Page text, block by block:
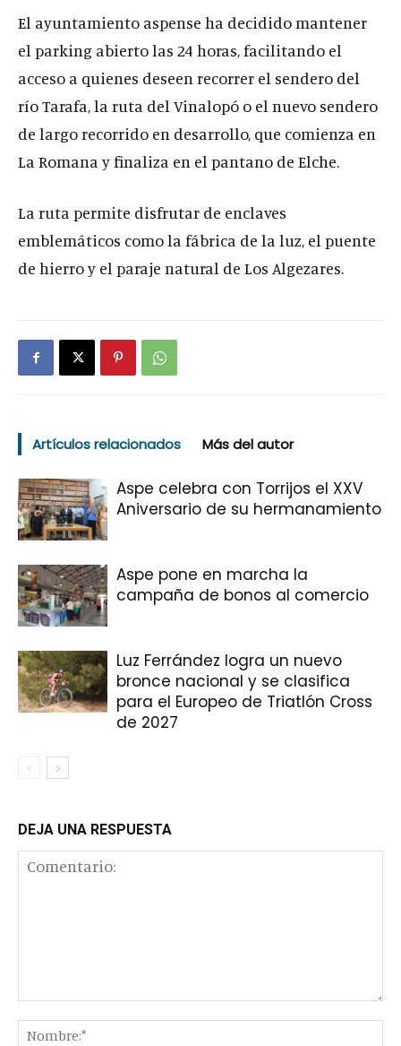
El ayuntamiento aspense ha decidido mantener
el parking abierto las 24 horas, facilitando el
acceso a quienes deseen recorrer el sendero del
río Tarafa, la ruta del Vinalopó o el nuevo sendero
de largo recorrido en desarrollo, que comienza en
La Romana y finaliza en el pantano de Elche.
La ruta permite disfrutar de enclaves
emblemáticos como la fábrica de la luz, el puente
de hierro y el paraje natural de Los Algezares.
Artículos relacionados Más del autor
Aspe celebra con Torrijos el XXV
Aniversario de su hermanamiento
Aspe pone en marcha la
campaña de bonos al comercio
Luz Ferrández logra un nuevo
bronce nacional y se clasifica
para el Europeo de Triatlón Cross
de 2027
DEJA UNA RESPUESTA